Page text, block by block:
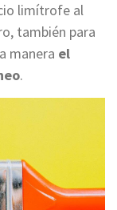
limítrofe al
también para
manera el
.